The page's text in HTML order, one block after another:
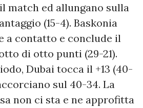
match ed allungano sulla
(15-4). Baskonia
a contatto e conclude il
di otto punti (29-21).
Dubai tocca il +13 (40-
sul 40-34. La
non ci sta e ne approfitta